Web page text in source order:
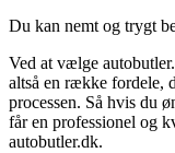
Du kan nemt og trygt
Ved at vælge
altså en række fordele,
processen. Så hvis du
får en professionel og
autobutler.dk.